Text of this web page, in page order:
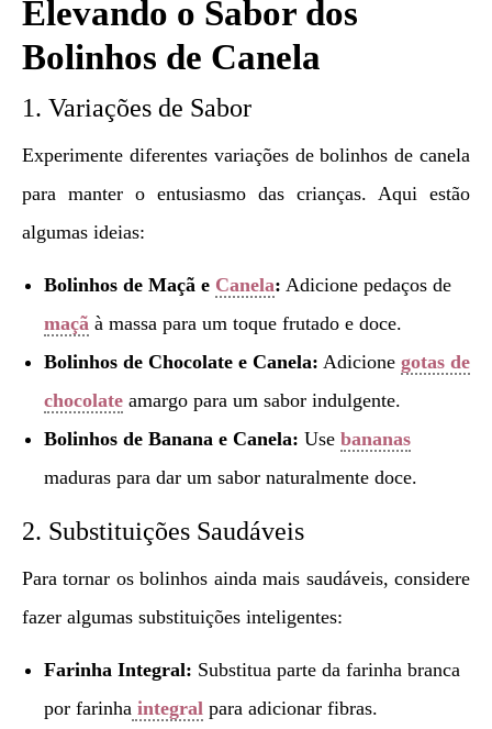
Elevando o Sabor dos
Bolinhos de Canela
1. Variações de Sabor
Experimente diferentes variações de bolinhos de canela
para manter o entusiasmo das crianças. Aqui estão
algumas ideias:
Bolinhos de Maçã e Canela: Adicione pedaços de
maçã à massa para um toque frutado e doce.
Bolinhos de Chocolate e Canela: Adicione gotas de
chocolate amargo para um sabor indulgente.
Bolinhos de Banana e Canela: Use bananas
maduras para dar um sabor naturalmente doce.
2. Substituições Saudáveis
Para tornar os bolinhos ainda mais saudáveis, considere
fazer algumas substituições inteligentes:
Farinha Integral: Substitua parte da farinha branca
por farinha integral para adicionar fibras.